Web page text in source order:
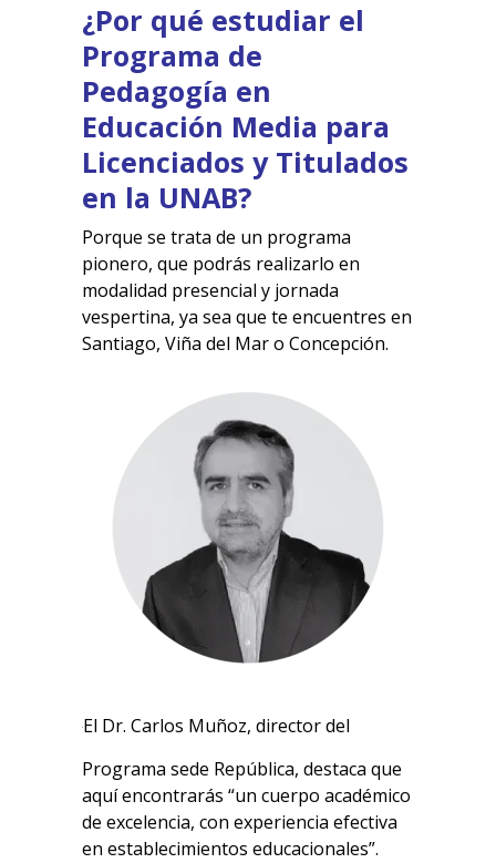
¿Por qué estudiar el
Programa de
Pedagogía en
Educación Media para
Licenciados y Titulados
en la UNAB?
Porque se trata de un programa
pionero, que podrás realizarlo en
modalidad presencial y jornada
vespertina, ya sea que te encuentres en
Santiago, Viña del Mar o Concepción.
El Dr. Carlos Muñoz, director del
Programa sede República, destaca que
aquí encontrarás “un cuerpo académico
de excelencia, con experiencia efectiva
en establecimientos educacionales”.